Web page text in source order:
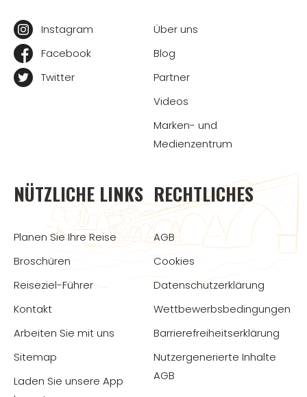
Instagram
Facebook
Twitter
Über uns
Blog
Partner
Videos
Marken- und
Medienzentrum
NÜTZLICHE LINKS
Planen Sie Ihre Reise
Broschüren
Reiseziel-Führer
Kontakt
Arbeiten Sie mit uns
Sitemap
Laden Sie unsere App
RECHTLICHES
AGB
Cookies
Datenschutzerklärung
Wettbewerbsbedingungen
Barrierefreiheitserklärung
Nutzergenerierte Inhalte
AGB